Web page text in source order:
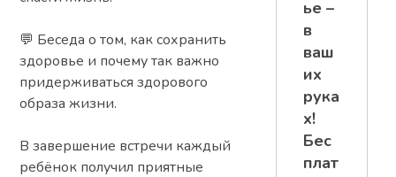
💬 Беседа о том, как сохранить
здоровье и почему так важно
придерживаться здорового
образа жизни.
В завершение встречи каждый
ребёнок получил приятные
ье –
в
ваш
их
рука
х!
Бес
плат